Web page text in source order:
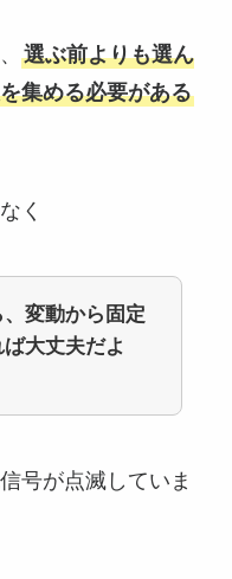
選ぶ前よりも選ん
集める必要がある
く
変動から固定
大丈夫だよ
号が点滅していま